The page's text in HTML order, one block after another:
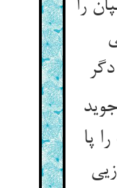
را
پا